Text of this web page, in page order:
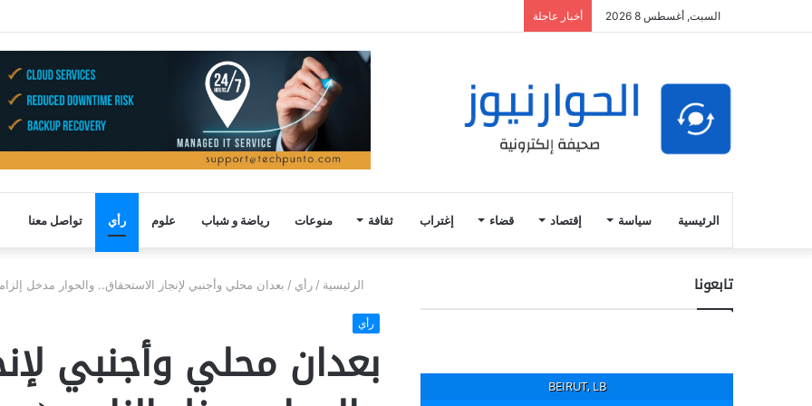
السبت, أغسطس 8 2026 أخبار عاجلة
الرئيسية سياسة إقتصاد قضاء إغتراب ثقافة منوعات رياضة و شباب علوم رأي تواصل معنا
الرئيسية / رأي / بعدان محلي وأجنبي لإنجاز الاستحقاق.. والحوار مدخل
رأي
بعدان محلي وأجنبي
تابعونا
BEIRUT, LB